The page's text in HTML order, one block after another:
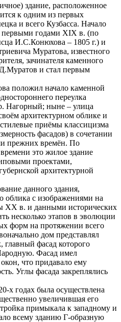
здание, расположенное
к одним из первых
и всего Кузбасса. Начало
первыми годами XIX в. (по
И.С.Конюхова – 1805 г.) и
Муратова, известного
зачинателя каменного
и стал первым
положил начало каменной
переулка
Нагорный; ныне – улица
архитектурном облике и
приёмы классицизма
фасадов) в сочетании
прежних времён. По
это жилое здание
проектами,
архитектурной
данного здания,
облика с изображениями на
XX в. и данными исторических
несколько этапов в эволюции
форм на протяжении всего
дом представлял
главный фасад которого
Фасад имел
что придавало ему
Углы фасада закреплялись
х годах была осуществлена
увеличившая его
примыкала к западному и
всему зданию Г-образную